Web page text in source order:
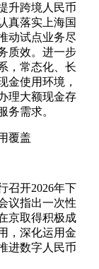
升跨境人民币
真落实上海国
动试点业务尽
质效。进一步
，常态化、长
金使用环境，
理大额现金存
务需求。
覆盖
召开2026年下
议指出一次性
京取得积极成
，深化运用金
进数字人民币